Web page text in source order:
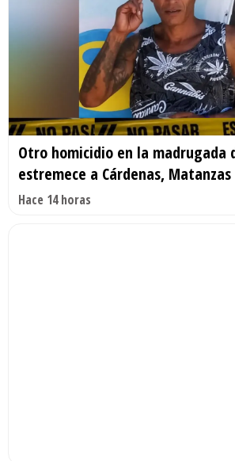
Otro homicidio en la madrugada
estremece a Cárdenas, Matanzas
Hace 14 horas